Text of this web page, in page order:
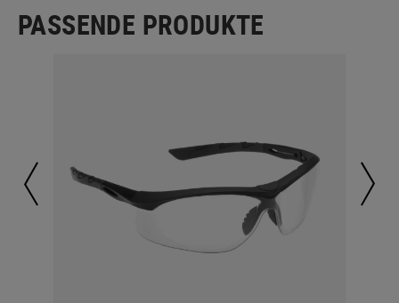
PASSENDE PRODUKTE